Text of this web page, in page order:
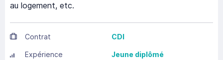
au logement, etc.
Contrat CDI
Expérience Jeune diplômé